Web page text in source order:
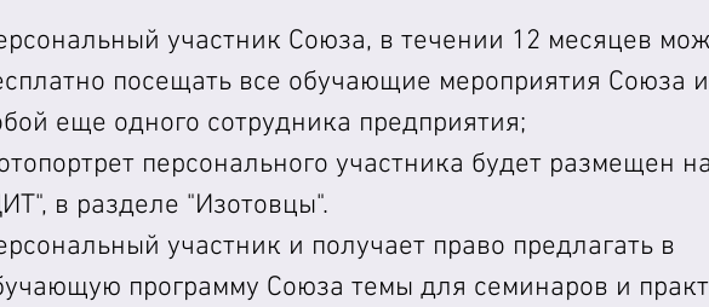
участник Союза, в течении 12 месяцев
посещать все обучающие мероприятия Союза
еще одного сотрудника предприятия;
персонального участника будет размещен
в разделе "Изотовцы".
участник и получает право предлагать в
программу Союза темы для семинаров и